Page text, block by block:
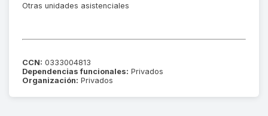
Otras unidades asistenciales
CCN: 0333004813
Dependencias funcionales: Privados
Organización: Privados